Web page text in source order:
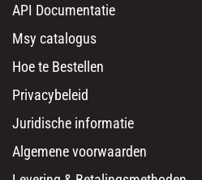
API Documentatie
Msy catalogus
Hoe te Bestellen
Privacybeleid
Juridische informatie
Algemene voorwaarden